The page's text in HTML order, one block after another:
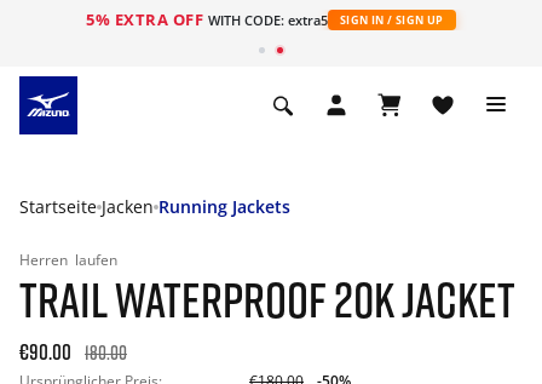
5% EXTRA OFF WITH CODE: extra5 SIGN IN / SIGN UP
Startseite Jacken Running Jackets
Herren laufen
TRAIL WATERPROOF 20K JACKET
€90.00 180.00